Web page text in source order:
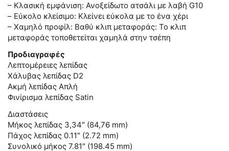
– Κλασική εμφάνιση: Ανοξείδωτο ατσάλι με λαβή G10
– Εύκολο κλείσιμο: Κλείνει εύκολα με το ένα χέρι
– Χαμηλό προφίλ: Βαθύ κλιπ μεταφοράς: Το κλιπ
μεταφοράς τοποθετείται χαμηλά στην τσέπη
Προδιαγραφές
Λεπτομέρειες λεπίδας
Χάλυβας λεπίδας D2
Ακμή λεπίδας Απλή
Φινίρισμα λεπίδας Satin
Διαστάσεις
Μήκος λεπίδας 3,34″ (84,76 mm)
Πάχος λεπίδας 0.11″ (2.72 mm)
Συνολικό μήκος 7.81″ (198.45 mm)